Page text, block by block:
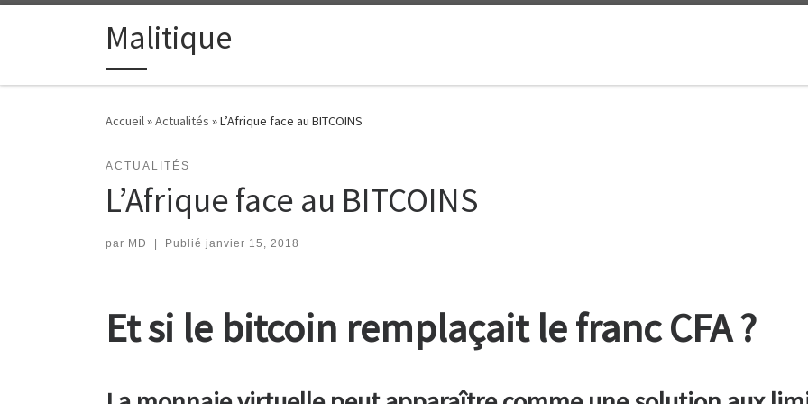
Passer au contenuMalitique
Accueil»Actualités »L’Afrique face au BITCOINS
ACTUALITÉS
L’Afrique face au BITCOINS
par MD Publié janvier 15, 2018
Et si le bitcoin remplaçait le franc CFA ?